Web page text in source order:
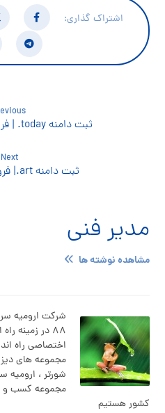
ثبت دامنه today. | فروش دامین today
Next
ثبت دامنه art.| فروش دامین art
مدیر فنی
مشاهده نوشته ها
شرکت ارومیه
۸۸ در زمینه
اختصاصی راه
مجموعه های
شورتر ، ارومیه
مجموعه کسب و
کشور هستیم